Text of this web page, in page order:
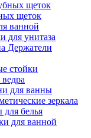
щеток
ванной
для унитаза
Держатели
стойки
для ванны
зеркала
белья
для ванной